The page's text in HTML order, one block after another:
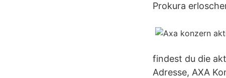
Prokura
findest du die
Adresse, AXA